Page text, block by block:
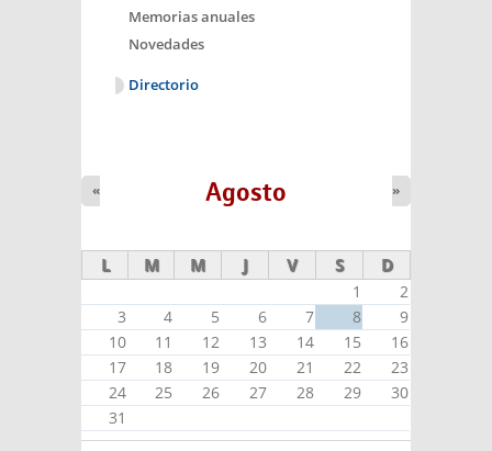
Memorias anuales
Novedades
Directorio
Agosto
« »
L M M J V S D
1
2
3
4 5 6 7 8
9
10
11 12 13 14 15
16
17
18 19 20 21 22
23
24
25 26 27 28 29
30
31